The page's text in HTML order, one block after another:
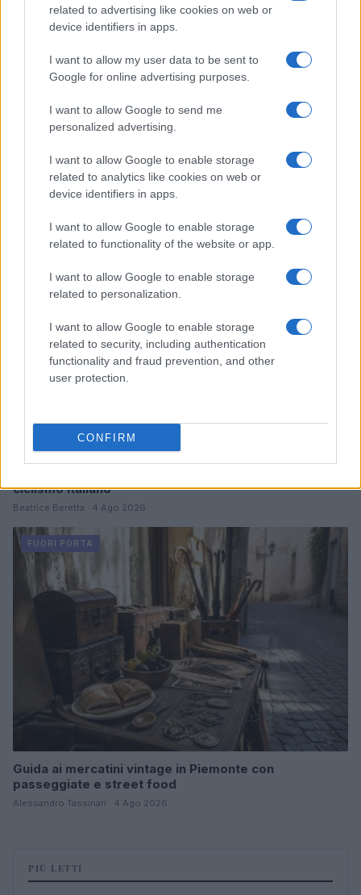
related to advertising like cookies on web or
device identifiers in apps.
I want to allow my user data to be sent to
Google for online advertising purposes.
I want to allow Google to send me
personalized advertising.
I want to allow Google to enable storage
related to analytics like cookies on web or
device identifiers in apps.
I want to allow Google to enable storage
related to functionality of the website or app.
I want to allow Google to enable storage
related to personalization.
I want to allow Google to enable storage
related to security, including authentication
functionality and fraud prevention, and other
user protection.
CONFIRM
Odissea e Spider-Man: i film che hanno rivoluzionato
l’estate al cinema
FUORI PORTA
ciclismo italiano
Beatrice Beretta · 4 Ago 2026
FUORI PORTA
Guida ai mercatini vintage in Piemonte con
passeggiate e street food
Alessandro Tassinari · 4 Ago 2026
PIÙ LETTI